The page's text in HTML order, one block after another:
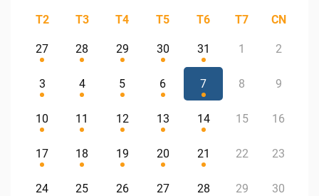
T2 T3 T4 T5 T6 T7 CN
27 28 29 30 31 1 2
3 4 5 6 7 8 9
10 11 12 13 14 15 16
17 18 19 20 21 22 23
24 25 26 27 28 29 30